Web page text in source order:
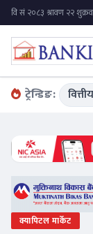
ट्रेन्डिङ:
क्यापिटल मार्केट